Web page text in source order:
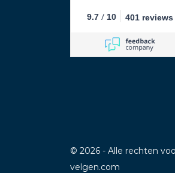
9.7 / 10 401 reviews
© 2026 - Alle rechten
velgen.com